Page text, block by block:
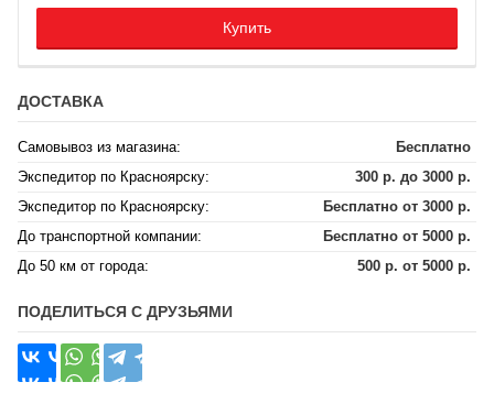
Купить
ДОСТАВКА
Самовывоз из магазина:
Бесплатно
Экспедитор по Красноярску:
300 р. до 3000 р.
Экспедитор по Красноярску:
Бесплатно от 3000 р.
До транспортной компании:
Бесплатно от 5000 р.
До 50 км от города:
500 р. от 5000 р.
ПОДЕЛИТЬСЯ С ДРУЗЬЯМИ